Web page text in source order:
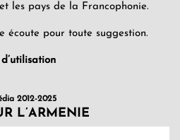
les pays de la Francophonie.
écoute pour toute suggestion.
2012-2025
L’ARMENIE